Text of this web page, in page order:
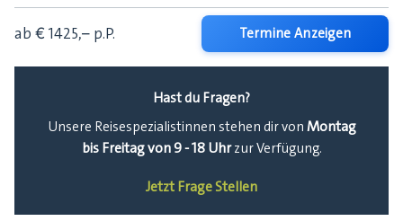
ab € 1425,– p.P. Termine Anzeigen
Hast du Fragen?
Unsere Reisespezialistinnen stehen dir von Montag
bis Freitag von 9 - 18 Uhrzur Verfügung.
Jetzt Frage Stellen